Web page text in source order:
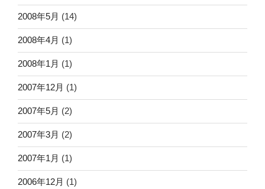
2008年5月 (14)
2008年4月 (1)
2008年1月 (1)
2007年12月 (1)
2007年5月 (2)
2007年3月 (2)
2007年1月 (1)
2006年12月 (1)